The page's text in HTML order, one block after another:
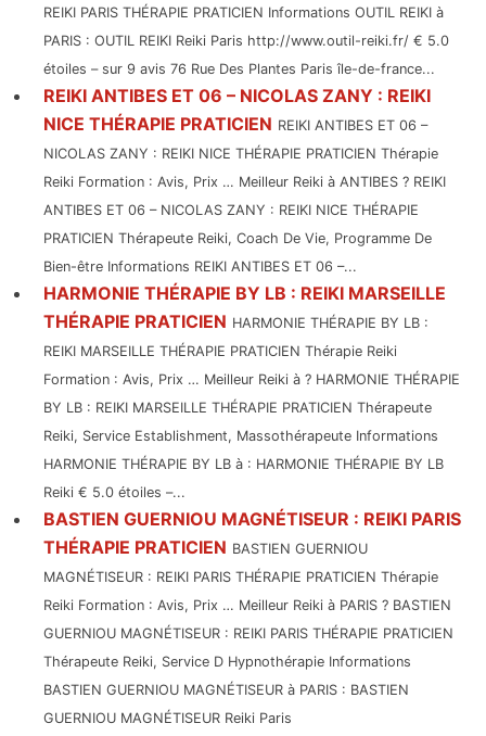
REIKI PARIS THÉRAPIE PRATICIEN Informations OUTIL REIKI à
PARIS : OUTIL REIKI Reiki Paris http://www.outil-reiki.fr/ € 5.0
étoiles – sur 9 avis 76 Rue Des Plantes Paris île-de-france...
REIKI ANTIBES ET 06 – NICOLAS ZANY : REIKI
NICE THÉRAPIE PRATICIEN REIKI ANTIBES ET 06 –
NICOLAS ZANY : REIKI NICE THÉRAPIE PRATICIEN Thérapie
Reiki Formation : Avis, Prix … Meilleur Reiki à ANTIBES ? REIKI
ANTIBES ET 06 – NICOLAS ZANY : REIKI NICE THÉRAPIE
PRATICIEN Thérapeute Reiki, Coach De Vie, Programme De
Bien-être Informations REIKI ANTIBES ET 06 –...
HARMONIE THÉRAPIE BY LB : REIKI MARSEILLE
THÉRAPIE PRATICIEN HARMONIE THÉRAPIE BY LB :
REIKI MARSEILLE THÉRAPIE PRATICIEN Thérapie Reiki
Formation : Avis, Prix … Meilleur Reiki à ? HARMONIE THÉRAPIE
BY LB : REIKI MARSEILLE THÉRAPIE PRATICIEN Thérapeute
Reiki, Service Establishment, Massothérapeute Informations
HARMONIE THÉRAPIE BY LB à : HARMONIE THÉRAPIE BY LB
Reiki € 5.0 étoiles –...
BASTIEN GUERNIOU MAGNÉTISEUR : REIKI PARIS
THÉRAPIE PRATICIEN BASTIEN GUERNIOU
MAGNÉTISEUR : REIKI PARIS THÉRAPIE PRATICIEN Thérapie
Reiki Formation : Avis, Prix … Meilleur Reiki à PARIS ? BASTIEN
GUERNIOU MAGNÉTISEUR : REIKI PARIS THÉRAPIE PRATICIEN
Thérapeute Reiki, Service D Hypnothérapie Informations
BASTIEN GUERNIOU MAGNÉTISEUR à PARIS : BASTIEN
GUERNIOU MAGNÉTISEUR Reiki Paris